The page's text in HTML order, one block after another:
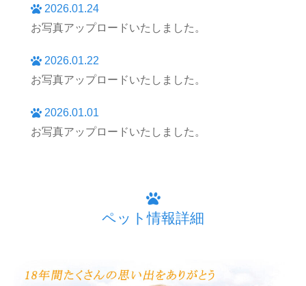
2026.01.24
お写真アップロードいたしました。
2026.01.22
お写真アップロードいたしました。
2026.01.01
お写真アップロードいたしました。
ペット情報詳細